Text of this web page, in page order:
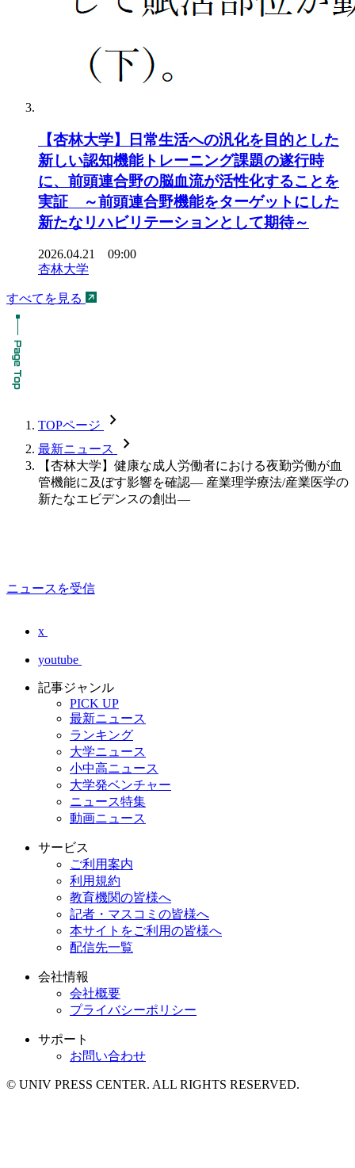
【杏林大学】日常生活への汎化を目的とした
新しい認知機能トレーニング課題の遂行時
に、前頭連合野の脳血流が活性化することを
実証 ～前頭連合野機能をターゲットにした
新たなリハビリテーションとして期待～
2026.04.21 09:00
杏林大学
すべてを見る
TOPページ chevron_forward
最新ニュース chevron_forward
【杏林大学】健康な成人労働者における夜勤労働が血
管機能に及ぼす影響を確認― 産業理学療法/産業医学の
新たなエビデンスの創出―
ニュースを受信
x
youtube
記事ジャンル
PICK UP
最新ニュース
ランキング
大学ニュース
小中高ニュース
大学発ベンチャー
ニュース特集
動画ニュース
サービス
ご利用案内
利用規約
教育機関の皆様へ
記者・マスコミの皆様へ
本サイトをご利用の皆様へ
配信先一覧
会社情報
会社概要
プライバシーポリシー
サポート
お問い合わせ
© UNIV PRESS CENTER. ALL RIGHTS RESERVED.